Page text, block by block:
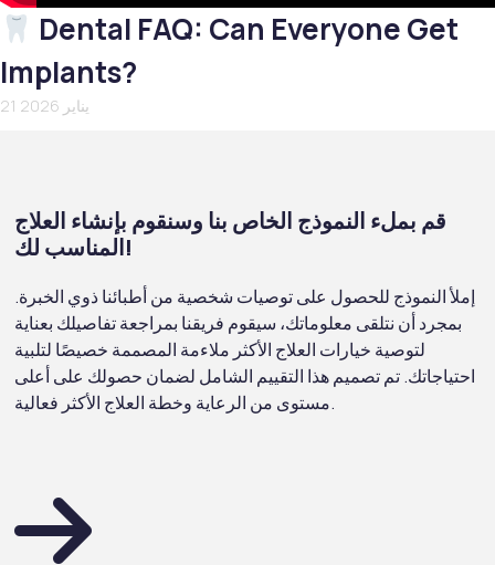
Dental FAQ: Can Everyone Get
Implants?
21 يناير 2026
قم بملء النموذج الخاص بنا وسنقوم بإنشاء العلاج
المناسب لك!
إملأ النموذج للحصول على توصيات شخصية من أطبائنا ذوي الخبرة.
بمجرد أن نتلقى معلوماتك، سيقوم فريقنا بمراجعة تفاصيلك بعناية
لتوصية خيارات العلاج الأكثر ملاءمة المصممة خصيصًا لتلبية
احتياجاتك. تم تصميم هذا التقييم الشامل لضمان حصولك على أعلى
مستوى من الرعاية وخطة العلاج الأكثر فعالية.